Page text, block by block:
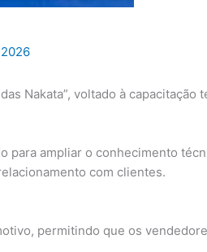
Nakata”, voltado à capacitação
para ampliar o conhecimento
com clientes.
permitindo que os